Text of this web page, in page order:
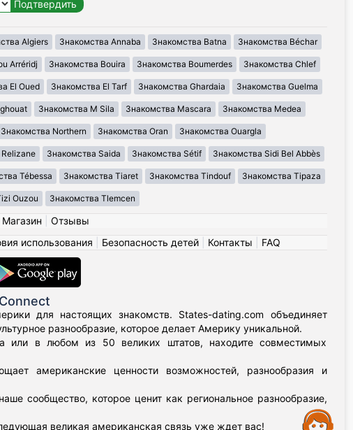
Algiers Знакомства Annaba Знакомства Batna Знакомства Béchar
Arréridj Знакомства Bouira Знакомства Boumerdes Знакомства Chlef
El Oued Знакомства El Tarf Знакомства Ghardaia Знакомства Guelma
Знакомства M Sila Знакомства Mascara Знакомства Medea
Знакомства Northern Знакомства Oran Знакомства Ouargla
Знакомства Saida Знакомства Sétif Знакомства Sidi Bel Abbès
Tébessa Знакомства Tiaret Знакомства Tindouf Знакомства Tipaza
Ouzou Знакомства Tlemcen
Магазин
Отзывы
использования Безопасность детей Контакты FAQ
для настоящих знакомств. States-dating.com объединяет
разнообразие, которое делает Америку уникальной.
или в любом из 50 великих штатов, находите совместимых
американские ценности возможностей, разнообразия и
сообщество, которое ценит как региональное разнообразие,
великая американская связь уже ждет вас!